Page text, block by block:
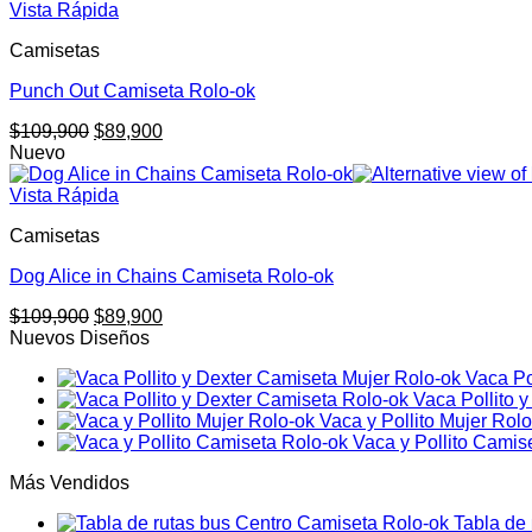
era:
Vista Rápida
Camisetas
Punch Out Camiseta Rolo-ok
$109,900 El
original
era:
$89,900El
actual
Nuevo
Vista Rápida
Camisetas
Dog Alice in Chains Camiseta Rolo-ok
$109,900 El
precio
era:
$109,900.
$89,900El
es:
$89,900.
Nuevos Diseños
Vaca
Vaca Pollito
Vaca y Pollito Mujer
Vaca y Pollito
Más Vendidos
Tabla de